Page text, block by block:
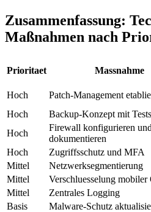
Zusammenfassung:
Maßnahmen nach
Prioritaet Massnahme
Hoch
Patch-Management
Hoch
Backup-Konzept mit Tests
Hoch
Firewall konfigurieren und
dokumentieren
Hoch
Zugriffsschutz und MFA
Mittel
Netzwerksegmentierung
Mittel
Verschluesselung mobiler
Mittel
Zentrales Logging
Basis
Malware-Schutz